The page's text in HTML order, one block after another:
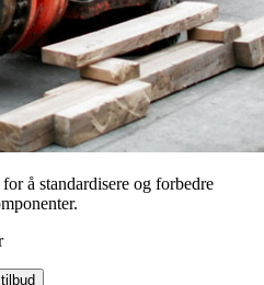
å standardisere og forbedre